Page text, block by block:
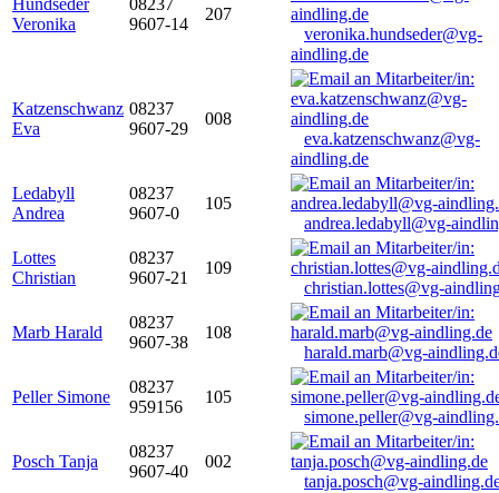
Hundseder
Veronika
08237
9607-14
207
veronika.hundseder@vg-
aindling.de
Katzenschwanz
Eva
08237
9607-29
008
eva.katzenschwanz@vg-
aindling.de
Ledabyll
Andrea
08237
9607-0
105
andrea.ledabyll@vg-
Lottes
Christian
08237
9607-21
109
christian.lottes@vg-
Marb Harald
08237
9607-38
108
harald.marb@vg-
Peller Simone
08237
959156
105
simone.peller@vg-
Posch Tanja
08237
9607-40
002
tanja.posch@vg-